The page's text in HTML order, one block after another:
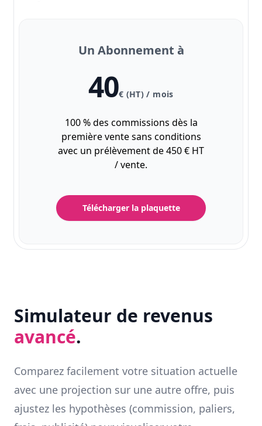
Un Abonnement à
40€ (HT) / mois
100 % des commissions dès la
première vente sans conditions
avec un prélèvement de 450 € HT
/ vente.
Télécharger la plaquette
Simulateur de revenus
avancé.
Comparez facilement votre situation actuelle
avec une projection sur une autre offre, puis
ajustez les hypothèses (commission, paliers,